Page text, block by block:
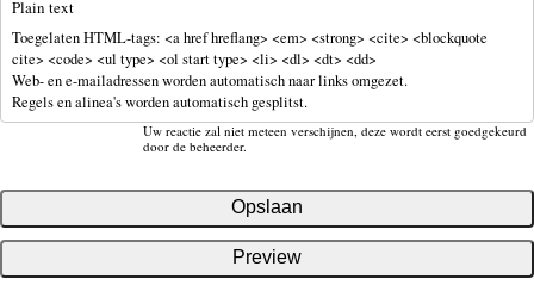
Plain text
Toegelaten HTML-tags: <a href hreflang> <em> <strong> <cite> <blockquote
cite> <code> <ul type> <ol start type> <li> <dl> <dt> <dd>
Web- en e-mailadressen worden automatisch naar links omgezet.
Regels en alinea's worden automatisch gesplitst.
Uw reactie zal niet meteen verschijnen, deze wordt eerst goedgekeurd
door de beheerder.